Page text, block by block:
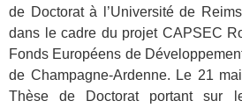
de Doctorat à l’Université de
dans le cadre du projet CAPSEC
Fonds Européens de
de Champagne-Ardenne. Le 21
Thèse de Doctorat portant sur